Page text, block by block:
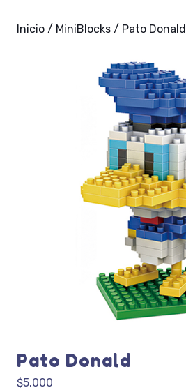
Inicio / MiniBlocks / Pato Donald
Pato Donald
$5.000